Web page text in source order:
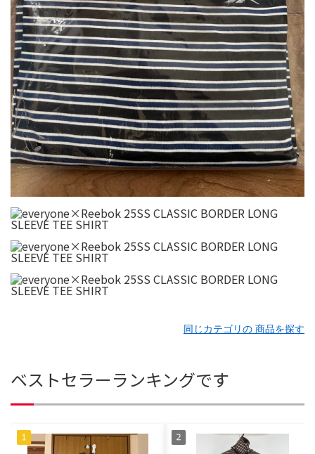
同じカテゴリの 商品を探す
ベストセラーランキングです